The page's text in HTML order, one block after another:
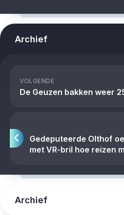
Archief
VOLGENDE
De Geuzen bakken weer
Gedeputeerde Olthof
met VR-bril hoe reizen
Archief